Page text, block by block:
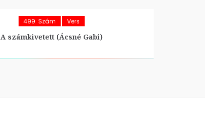
499. Szám Vers
A számkivetett (Ácsné Gabi)